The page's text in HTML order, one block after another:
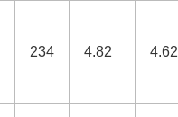
234 4.82 4.62